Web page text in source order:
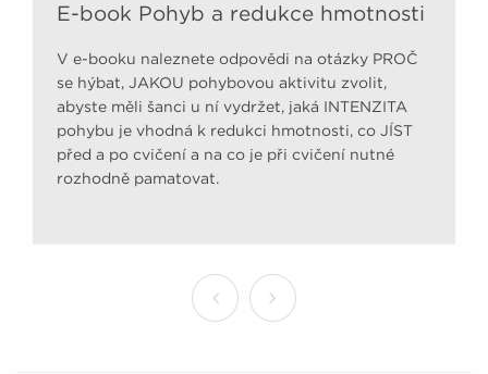
E-book Pohyb a redukce hmotnosti
V e-booku naleznete odpovědi na otázky PROČ
se hýbat, JAKOU pohybovou aktivitu zvolit,
abyste měli šanci u ní vydržet, jaká INTENZITA
pohybu je vhodná k redukci hmotnosti, co JÍST
před a po cvičení a na co je při cvičení nutné
rozhodně pamatovat.